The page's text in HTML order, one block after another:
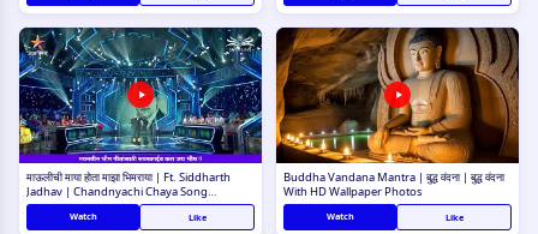
माऊलीची माया होता माझा भिमराया | Ft. Siddharth
Jadhav | Chandnyachi Chaya Song
Siddharth Jadhav
Watch Like
Buddha Vandana Mantra | बुद्ध वंदना | बुद्ध वंदना
With HD Wallpaper Photos
Watch Like